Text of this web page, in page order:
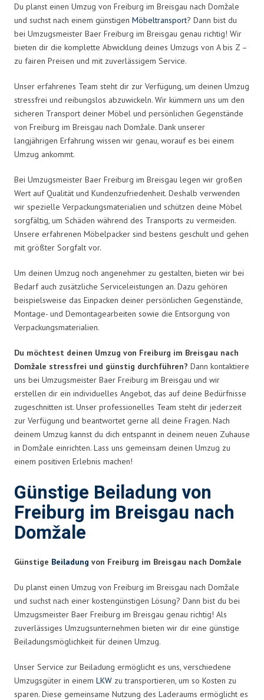
Du planst einen Umzug von Freiburg im Breisgau nach Domžale
und suchst nach einem günstigen Möbeltransport? Dann bist du
bei Umzugsmeister Baer Freiburg im Breisgau genau richtig! Wir
bieten dir die komplette Abwicklung deines Umzugs von A bis Z –
zu fairen Preisen und mit zuverlässigem Service.
Unser erfahrenes Team steht dir zur Verfügung, um deinen Umzug
stressfrei und reibungslos abzuwickeln. Wir kümmern uns um den
sicheren Transport deiner Möbel und persönlichen Gegenstände
von Freiburg im Breisgau nach Domžale. Dank unserer
langjährigen Erfahrung wissen wir genau, worauf es bei einem
Umzug ankommt.
Bei Umzugsmeister Baer Freiburg im Breisgau legen wir großen
Wert auf Qualität und Kundenzufriedenheit. Deshalb verwenden
wir spezielle Verpackungsmaterialien und schützen deine Möbel
sorgfältig, um Schäden während des Transports zu vermeiden.
Unsere erfahrenen Möbelpacker sind bestens geschult und gehen
mit größter Sorgfalt vor.
Um deinen Umzug noch angenehmer zu gestalten, bieten wir bei
Bedarf auch zusätzliche Serviceleistungen an. Dazu gehören
beispielsweise das Einpacken deiner persönlichen Gegenstände,
Montage- und Demontagearbeiten sowie die Entsorgung von
Verpackungsmaterialien.
Du möchtest deinen Umzug von Freiburg im Breisgau nach
Domžale stressfrei und günstig durchführen? Dann kontaktiere
uns bei Umzugsmeister Baer Freiburg im Breisgau und wir
erstellen dir ein individuelles Angebot, das auf deine Bedürfnisse
zugeschnitten ist. Unser professionelles Team steht dir jederzeit
zur Verfügung und beantwortet gerne all deine Fragen. Nach
deinem Umzug kannst du dich entspannt in deinem neuen Zuhause
in Domžale einrichten. Lass uns gemeinsam deinen Umzug zu
einem positiven Erlebnis machen!
Günstige Beiladung von
Freiburg im Breisgau nach
Domžale
Günstige Beiladung von Freiburg im Breisgau nach Domžale
Du planst einen Umzug von Freiburg im Breisgau nach Domžale
und suchst nach einer kostengünstigen Lösung? Dann bist du bei
Umzugsmeister Baer Freiburg im Breisgau genau richtig! Als
zuverlässiges Umzugsunternehmen bieten wir dir eine günstige
Beiladungsmöglichkeit für deinen Umzug.
Unser Service zur Beiladung ermöglicht es uns, verschiedene
Umzugsgüter in einem LKW zu transportieren, um so Kosten zu
sparen. Diese gemeinsame Nutzung des Laderaums ermöglicht es